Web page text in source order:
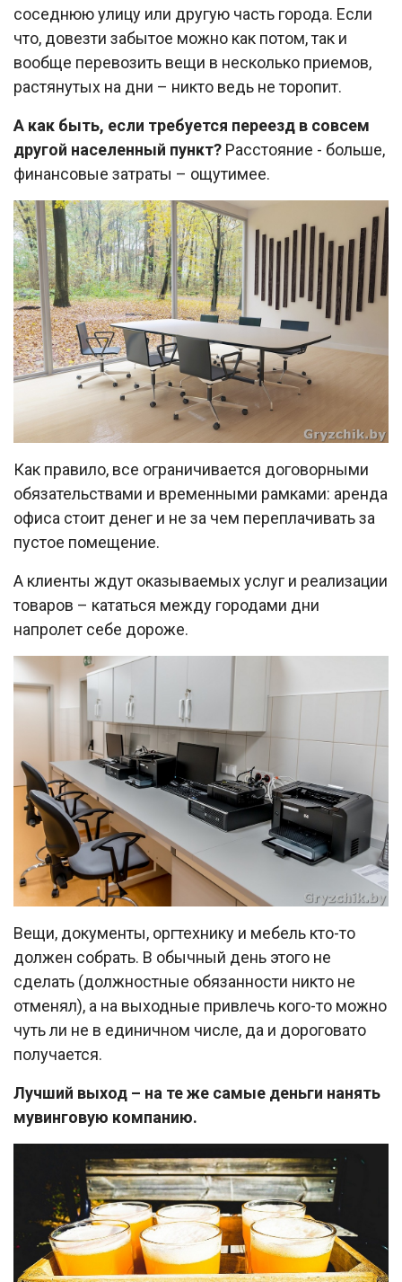
соседнюю улицу или другую часть города. Если
что, довезти забытое можно как потом, так и
вообще перевозить вещи в несколько приемов,
растянутых на дни – никто ведь не торопит.
А как быть, если требуется переезд в совсем
другой населенный пункт? Расстояние - больше,
финансовые затраты – ощутимее.
Как правило, все ограничивается договорными
обязательствами и временными рамками: аренда
офиса стоит денег и не за чем переплачивать за
пустое помещение.
А клиенты ждут оказываемых услуг и реализации
товаров – кататься между городами дни
напролет себе дороже.
Вещи, документы, оргтехнику и мебель кто-то
должен собрать. В обычный день этого не
сделать (должностные обязанности никто не
отменял), а на выходные привлечь кого-то можно
чуть ли не в единичном числе, да и дороговато
получается.
Лучший выход – на те же самые деньги нанять
мувинговую компанию.